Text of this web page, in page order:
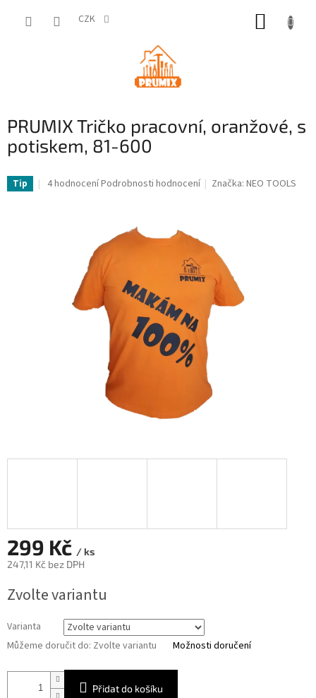
CZK
PRUMIX Tričko pracovní, oranžové, s
potiskem, 81-600
Tip
Průměrné
hvězdiček.
4 hodnoceníPodrobnosti hodnocení Značka:NEO TOOLS
299 Kč / ks
247,11 Kč bez DPH
cena:
Zvolte variantu
Varianta
Můžeme doručit do: Zvolte variantu Možnosti doručení
Přidat do košíku